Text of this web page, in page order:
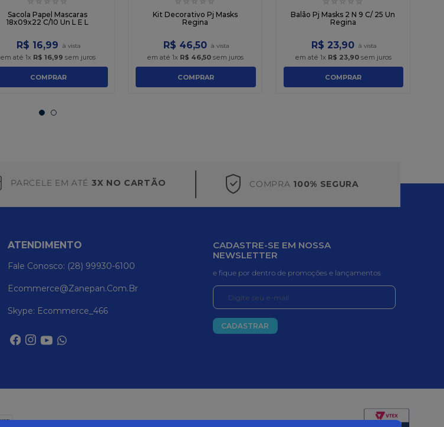
Sacola Papel Mascaras
18x09x22 C/10 Un L E L
R$ 16,99
em até 1x R$ 16,99 sem juros
COMPRAR
Kit Decorativo Pj Masks
Regina
R$ 46,50
em até1x R$ 46,50 sem juros
COMPRAR
Balão Pj Masks 2 N 9 C/ 25 Un
Regina
R$ 23,90
em até 1x R$ 23,90sem juros
COMPRAR
PARCELE EM ATÉ 3X NO CARTÃO COMPRA 100% SEGURA
ATENDIMENTO
Fale Conosco: (28) 99930-6100
Ecommerce@zanepan.com.br
Skype: Ecommerce_466
CADASTRE-SE EM NOSSA
NEWSLETTER
e fique por dentro de promoções e lançamentos
CADASTRAR